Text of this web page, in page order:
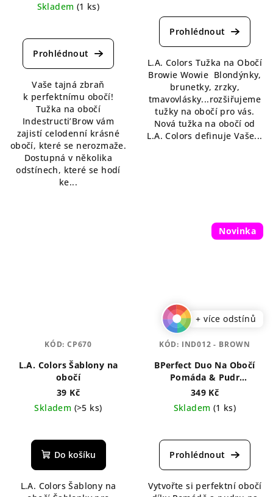
Skladem (1 ks)
hodnocení
produktu
z
5
hvězdiček.
Vaše tajná zbraň
k perfektnímu obočí!
Tužka na obočí
Indestructi’Brow vám
zajistí celodenní krásné
obočí, které se nerozmaže.
Dostupná v několika
odstínech, které se hodí
ke...
hodnocení
produktu
z
5
hvězdiček.
L.A. Colors Tužka na Obočí
Browie Wowie Blondýnky,
brunetky, zrzky,
tmavovlásky...rozšiřujeme
tužky na obočí pro vás.
Nová tužka na obočí od
L.A. Colors definuje Vaše...
L.A. Colors Šablony na
obočí
39 Kč
Skladem (>5 ks)
hodnocení
produktu
z
Do košíku
L.A. Colors Šablony na
KÓD: CP670
Novinka
+ více odstínů
BPerfect Duo Na Obočí
Pomáda & Pudr
Indestructi’Brow Lock &
349 Kč
Skladem (1 ks)
hodnocení
produktu
z
Vytvořte si perfektní obočí
KÓD: IND012 - BROWN